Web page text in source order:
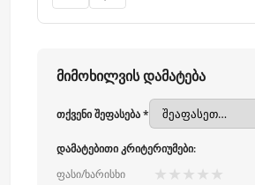
მიმოხილვის დამატება
თქვენი შეფასება *
დამატებითი კრიტერიუმები:
ფასი/ხარისხი
★ ★ ★ ★ ★